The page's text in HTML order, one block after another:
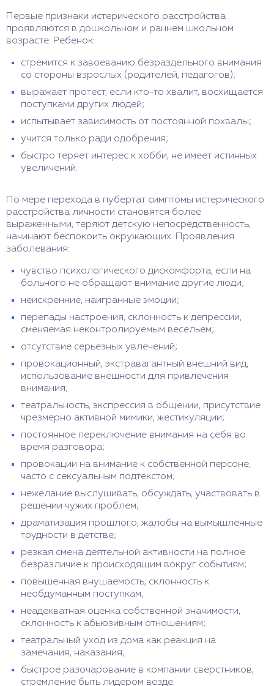
Первые признаки истерического расстройства
проявляются в дошкольном и раннем школьном
возрасте. Ребенок:
стремится к завоеванию безраздельного внимания
со стороны взрослых (родителей, педагогов);
выражает протест, если кто-то хвалит, восхищается
поступками других людей;
испытывает зависимость от постоянной похвалы;
учится только ради одобрения;
быстро теряет интерес к хобби, не имеет истинных
увеличений.
По мере перехода в пубертат симптомы истерического
расстройства личности становятся более
выраженными, теряют детскую непосредственность,
начинают беспокоить окружающих. Проявления
заболевания:
чувство психологического дискомфорта, если на
больного не обращают внимание другие люди;
неискренние, наигранные эмоции;
перепады настроения, склонность к депрессии,
сменяемая неконтролируемым весельем;
отсутствие серьезных увлечений;
провокационный, экстравагантный внешний вид,
использование внешности для привлечения
внимания;
театральность, экспрессия в общении, присутствие
чрезмерно активной мимики, жестикуляции;
постоянное переключение внимания на себя во
время разговора;
провокации на внимание к собственной персоне,
часто с сексуальным подтекстом;
нежелание выслушивать, обсуждать, участвовать в
решении чужих проблем;
драматизация прошлого, жалобы на вымышленные
трудности в детстве;
резкая смена деятельной активности на полное
безразличие к происходящим вокруг событиям;
повышенная внушаемость, склонность к
необдуманным поступкам;
неадекватная оценка собственной значимости,
склонность к абьюзивным отношениям;
театральный уход из дома как реакция на
замечания, наказания;
быстрое разочарование в компании сверстников,
стремление быть лидером везде.